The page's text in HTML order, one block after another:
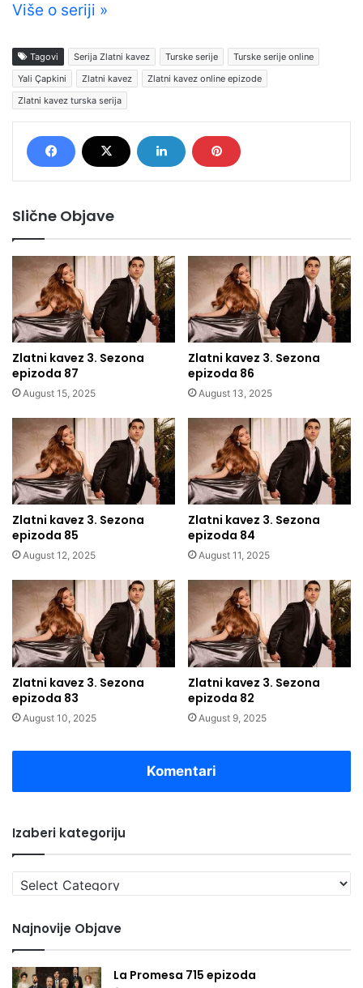
Više o seriji »
Tagovi Serija Zlatni kavez Turske serije
Turske serije online
Yali Çapkini
Zlatni kavez
Zlatni kavez online epizode
Zlatni kavez turska serija
Slične Objave
Zlatni kavez 3. Sezona
epizoda 87
August 15, 2025
Zlatni kavez 3. Sezona
epizoda 86
August 13, 2025
Zlatni kavez 3. Sezona
epizoda 85
August 12, 2025
Zlatni kavez 3. Sezona
epizoda 84
August 11, 2025
Zlatni kavez 3. Sezona
epizoda 83
August 10, 2025
Zlatni kavez 3. Sezona
epizoda 82
August 9, 2025
Komentari
Izaberi kategoriju
Izaberi
kategoriju
Najnovije Objave
La Promesa 715 epizoda